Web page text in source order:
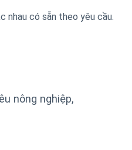
nhau có sẵn theo yêu cầu.
nông nghiệp,